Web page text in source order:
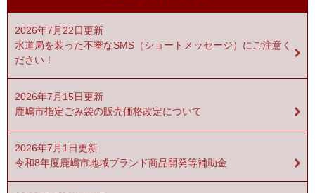
2026年7月22日更新
水道局を装った不審なSMS（ショートメッセージ）にご注意く
ださい！
2026年7月15日更新
鹿嶋市指定ごみ袋の販売価格改定について
2026年7月1日更新
令和8年度鹿嶋市地域ブランド商品開発等補助金